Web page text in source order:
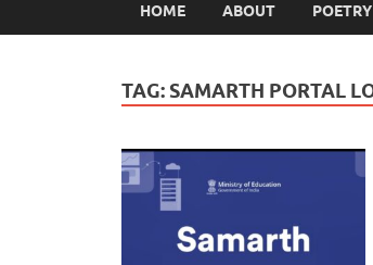
HOME ABOUT POETRY
TAG: SAMARTH PORTAL